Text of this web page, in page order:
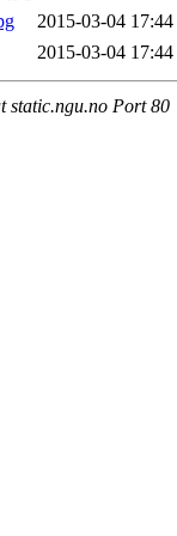
2015-03-04 17:44
2015-03-04 17:44
static.ngu.no Port 80